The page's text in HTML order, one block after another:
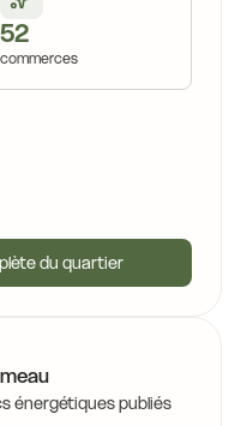
52
commerces
du quartier
énergétiques publiés